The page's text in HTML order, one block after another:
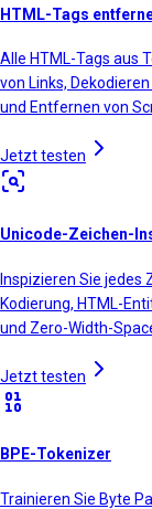
HTML-Tags
Alle HTML-Tags aus
von Links,
und Entfernen von
Jetzt testen
Unicode-Zeichen-
Inspizieren Sie jedes
Kodierung, HTML-
und Zero-Width-
Jetzt testen
BPE-Tokenizer
Trainieren Sie Byte